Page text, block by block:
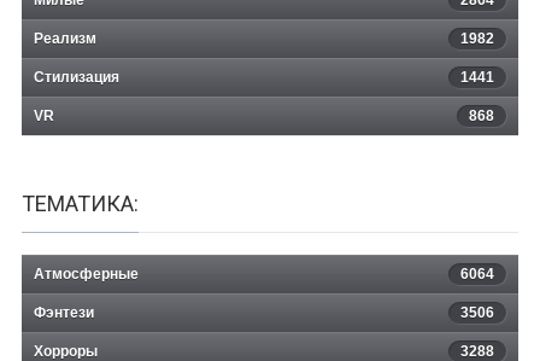
Реализм 1982
Стилизация 1441
VR 868
ТЕМАТИКА:
Атмосферные 6064
Фэнтези 3506
Хорроры 3288